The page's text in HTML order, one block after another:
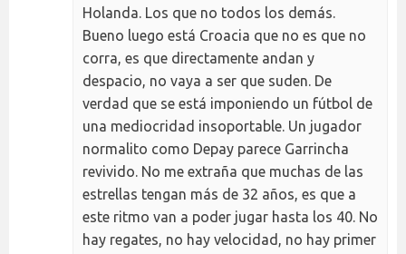
Holanda. Los que no todos los demás.
Bueno luego está Croacia que no es que no
corra, es que directamente andan y
despacio, no vaya a ser que suden. De
verdad que se está imponiendo un fútbol de
una mediocridad insoportable. Un jugador
normalito como Depay parece Garrincha
revivido. No me extraña que muchas de las
estrellas tengan más de 32 años, es que a
este ritmo van a poder jugar hasta los 40. No
hay regates, no hay velocidad, no hay primer